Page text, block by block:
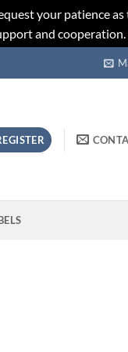
your patience
and cooperation.